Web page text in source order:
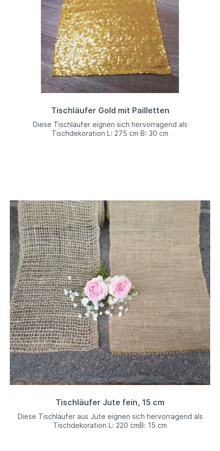
Tischläufer Gold mit Pailletten
Diese Tischläufer eignen sich hervorragend als
Tischdekoration L: 275 cm B: 30 cm
Tischläufer Jute fein, 15 cm
Diese Tischläufer aus Jute eignen sich hervorragend als
Tischdekoration L: 220 cmB: 15 cm